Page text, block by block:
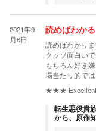
2021年9
月6日
読めばわかる
読めばわかりま
クッソ面白いで
もちろん好き
場当たり的で
★★★
転生悪役貴
から、原作